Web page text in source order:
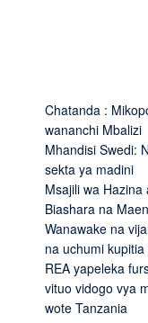
Chatanda :
wananchi Mbalizi
Mhandisi Swedi:
sekta ya madini
Msajili wa
Biashara na
Wanawake na
na uchumi
REA yapeleka
vituo vidogo vya
wote Tanzania